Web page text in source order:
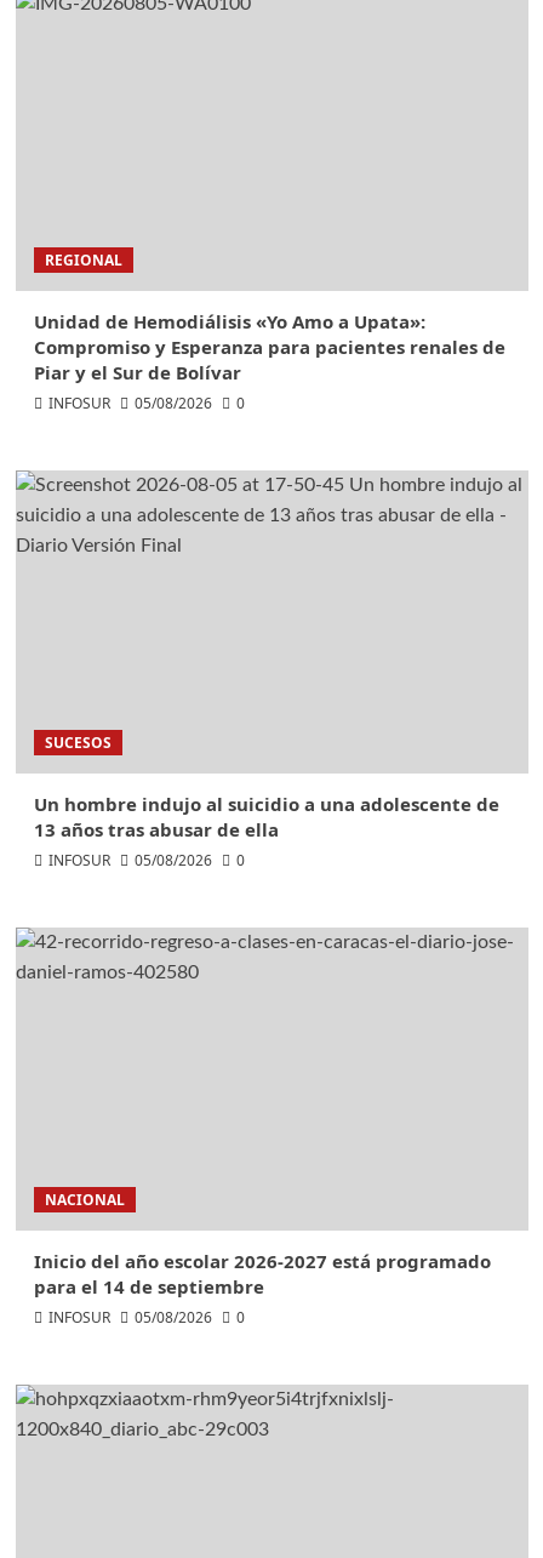
REGIONAL
Unidad de Hemodiálisis «Yo Amo a Upata»:
Compromiso y Esperanza para pacientes renales de
Piar y el Sur de Bolívar
INFOSUR 05/08/2026 0
SUCESOS
Un hombre indujo al suicidio a una adolescente de
13 años tras abusar de ella
INFOSUR 05/08/2026 0
NACIONAL
Inicio del año escolar 2026-2027 está programado
para el 14 de septiembre
INFOSUR 05/08/2026 0